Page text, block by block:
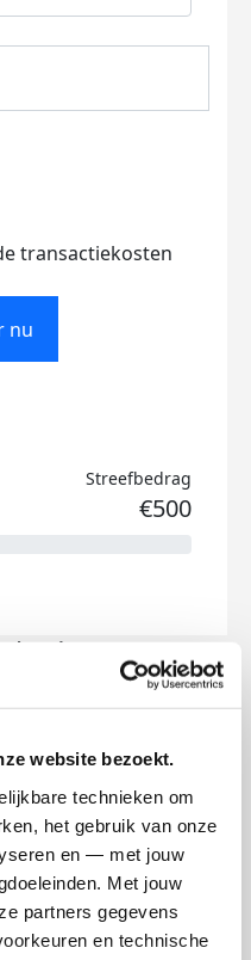
website bezoekt.
technieken om
het gebruik van onze
en — met jouw
Met jouw
partners gegevens
en technische
transactiekosten
nu
Streefbedrag
€500
badges